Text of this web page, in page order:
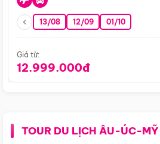
13/08 12/09 01/10
Giá từ:
12.999.000đ
TOUR DU LỊCH ÂU-ÚC-